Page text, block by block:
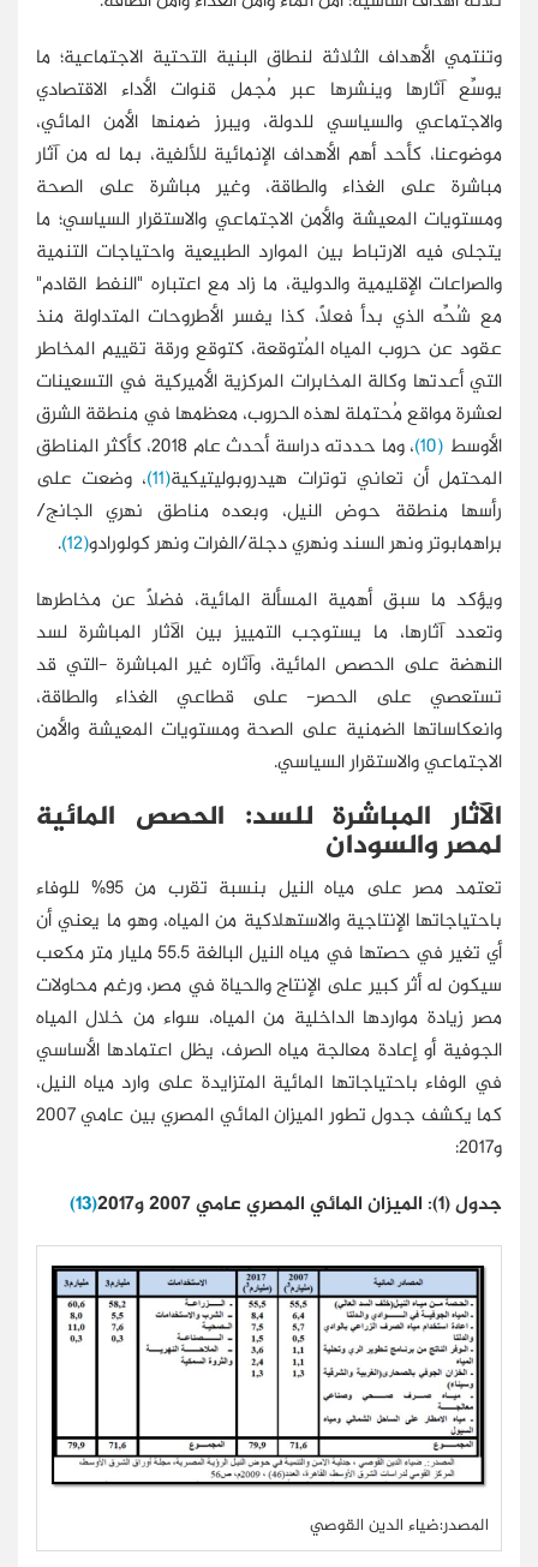
وتنتمي الأهداف الثلاثة لنطاق البنية التحتية الاجتماعية؛ ما
يوسِّع آثارها وينشرها عبر مُجمل قنوات الأداء الاقتصادي
والاجتماعي والسياسي للدولة، ويبرز ضمنها الأمن المائي،
موضوعنا، كأحد أهم الأهداف الإنمائية للألفية، بما له من آثار
مباشرة على الغذاء والطاقة، وغير مباشرة على الصحة
ومستويات المعيشة والأمن الاجتماعي والاستقرار السياسي؛ ما
يتجلى فيه الارتباط بين الموارد الطبيعية واحتياجات التنمية
والصراعات الإقليمية والدولية، ما زاد مع اعتباره "النفط القادم"
مع شُحِّه الذي بدأ فعلًا، كذا يفسر الأطروحات المتداولة منذ
عقود عن حروب المياه المُتوقعة، كتوقع ورقة تقييم المخاطر
التي أعدتها وكالة المخابرات المركزية الأميركية في التسعينات
لعشرة مواقع مُحتملة لهذه الحروب، معظمها في منطقة الشرق
الأوسط (10)
، وما حددته دراسة أحدث عام 2018، كأكثر المناطق
المحتمل أن تعاني توترات هيدروبوليتيكية(11)
، وضعت على
رأسها منطقة حوض النيل، وبعده مناطق نهري الجانج/
براهمابوتر ونهر السند ونهري دجلة/الفرات ونهر كولورادو(12)
.
ويؤكد ما سبق أهمية المسألة المائية، فضلًا عن مخاطرها
وتعدد آثارها، ما يستوجب التمييز بين الآثار المباشرة لسد
النهضة على الحصص المائية، وآثاره غير المباشرة -التي قد
تستعصي على الحصر- على قطاعي الغذاء والطاقة،
وانعكاساتها الضمنية على الصحة ومستويات المعيشة والأمن
الاجتماعي والاستقرار السياسي.
الآثار المباشرة للسد: الحصص المائية
لمصر والسودان
تعتمد مصر على مياه النيل بنسبة تقرب من 95% للوفاء
باحتياجاتها الإنتاجية والاستهلاكية من المياه، وهو ما يعني أن
أي تغير في حصتها في مياه النيل البالغة 55.5 مليار متر مكعب
سيكون له أثر كبير على الإنتاج والحياة في مصر، ورغم محاولات
مصر زيادة مواردها الداخلية من المياه، سواء من خلال المياه
الجوفية أو إعادة معالجة مياه الصرف، يظل اعتمادها الأساسي
في الوفاء باحتياجاتها المائية المتزايدة على وارد مياه النيل،
كما يكشف جدول تطور الميزان المائي المصري بين عامي 2007
و2017:
جدول (1): الميزان المائي المصري عامي 2007 و2017
(13)
المصدر:ضياء الدين القوصي